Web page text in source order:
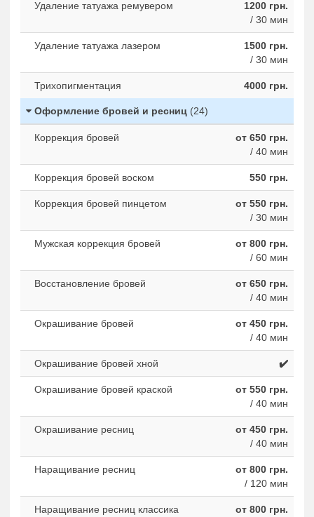
Удаление татуажа ремувером
1200 грн.
/ 30 мин
Удаление татуажа лазером
1500 грн.
/ 30 мин
Трихопигментация 4000 грн.
Оформление бровей и ресниц (24)
Коррекция бровей
от 650 грн.
/ 40 мин
Коррекция бровей воском 550 грн.
Коррекция бровей пинцетом
от 550 грн.
/ 30 мин
Мужская коррекция бровей
от 800 грн.
/ 60 мин
Восстановление бровей
от 650 грн.
/ 40 мин
Окрашивание бровей
от 450 грн.
/ 40 мин
Окрашивание бровей хной ✔️
Окрашивание бровей краской
от 550 грн.
/ 40 мин
Окрашивание ресниц
от 450 грн.
/ 40 мин
Наращивание ресниц
от 800 грн.
/ 120 мин
Наращивание ресниц классика
от 800 грн.